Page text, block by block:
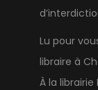
Lu pour
libraire à
À la